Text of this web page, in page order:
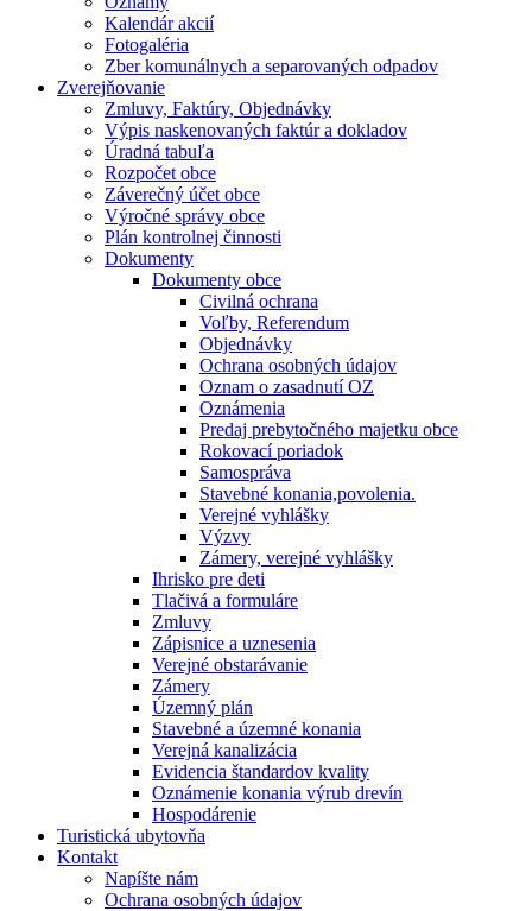
Kalendár akcií
Fotogaléria
Zber komunálnych a separovaných odpadov
Zverejňovanie
Zmluvy, Faktúry, Objednávky
Výpis naskenovaných faktúr a dokladov
Úradná tabuľa
Rozpočet obce
Záverečný účet obce
Výročné správy obce
Plán kontrolnej činnosti
Dokumenty
Dokumenty obce
Civilná ochrana
Voľby, Referendum
Objednávky
Ochrana osobných údajov
Oznam o zasadnutí OZ
Oznámenia
Predaj prebytočného majetku obce
Rokovací poriadok
Samospráva
Stavebné konania,povolenia.
Verejné vyhlášky
Výzvy
Zámery, verejné vyhlášky
Ihrisko pre deti
Tlačivá a formuláre
Zmluvy
Zápisnice a uznesenia
Verejné obstarávanie
Zámery
Územný plán
Stavebné a územné konania
Verejná kanalizácia
Evidencia štandardov kvality
Oznámenie konania výrub drevín
Hospodárenie
Turistická ubytovňa
Kontakt
Napíšte nám
Ochrana osobných údajov